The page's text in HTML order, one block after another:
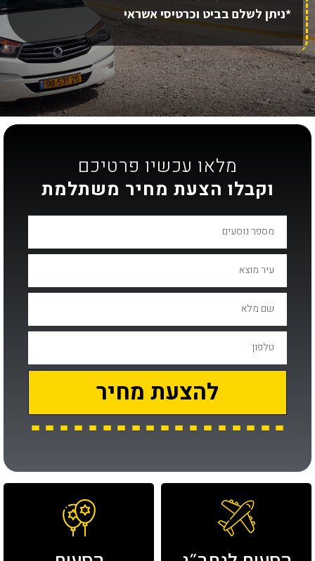
*ניתן לשלם בביט וכרטיסי אשראי
מלאו עכשיו פרטיכם
וקבלו הצעת מחיר משתלמת
להצעת מחיר